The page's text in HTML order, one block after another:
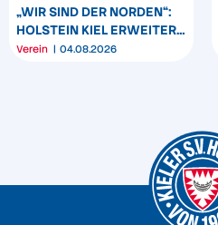
„WIR SIND DER NORDEN“:
HOLSTEIN KIEL ERWEITERT
SEIN MARKENBILD
Verein 04.08.2026